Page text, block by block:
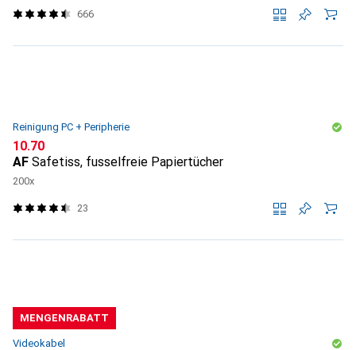
666
Reinigung PC + Peripherie
CHF
10.70
AF Safetiss, fusselfreie Papiertücher
200x
23
MENGENRABATT
Videokabel